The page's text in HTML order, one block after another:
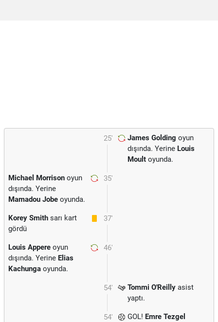
25' James Golding oyun
dışında. Yerine Louis
Moult oyunda.
35'
Michael Morrison oyun
dışında. Yerine
Mamadou Jobe oyunda.
37'
Korey Smith sarı kart
gördü
46'
Louis Appere oyun
dışında. Yerine Elias
Kachunga oyunda.
54' Tommi O'Reilly asist
yaptı.
54' GOL! Emre Tezgel